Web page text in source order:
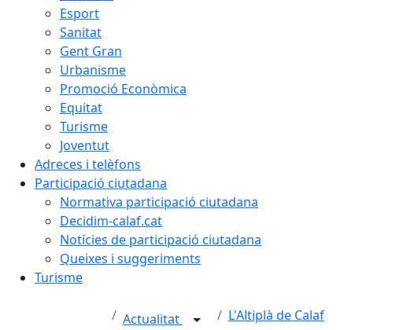
Esport
Sanitat
Gent Gran
Urbanisme
Promoció Econòmica
Equitat
Turisme
Joventut
Adreces i telèfons
Participació ciutadana
Normativa participació ciutadana
Decidim-calaf.cat
Notícies de participació ciutadana
Queixes i suggeriments
Turisme
Actualitat L'Altiplà de Calaf